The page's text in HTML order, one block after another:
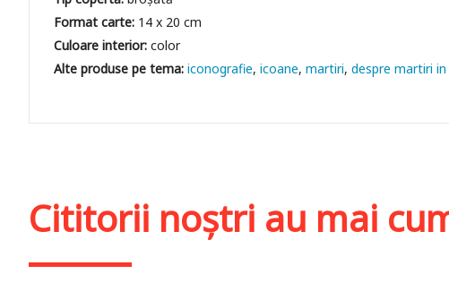
Format carte: 14 x 20 cm
Culoare interior:color
iconografie icoane martiri despre martiri in
Cititorii noștri au mai